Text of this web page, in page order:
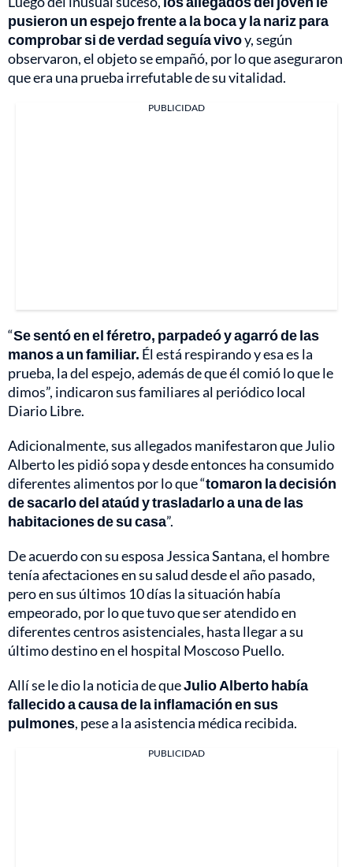
pusieron un espejo frente a la boca y la nariz para
comprobar si de verdad seguía vivoy, según
observaron, el objeto se empañó, por lo que aseguraron
que era una prueba irrefutable de su vitalidad.
PUBLICIDAD
“Se sentó en el féretro, parpadeó y agarró de las
manos a un familiar. Él está respirando y esa es la
prueba, la del espejo, además de que él comió lo que le
dimos”, indicaron sus familiares al periódico local
Diario Libre.
Adicionalmente, sus allegados manifestaron que Julio
Alberto les pidió sopa y desde entonces ha consumido
diferentes alimentos por lo que “tomaron la decisión
de sacarlo del ataúd y trasladarlo a una de las
habitaciones de su casa”.
De acuerdo con su esposa Jessica Santana, el hombre
tenía afectaciones en su salud desde el año pasado,
pero en sus últimos 10 días la situación había
empeorado, por lo que tuvo que ser atendido en
diferentes centros asistenciales, hasta llegar a su
último destino en el hospital Moscoso Puello.
Allí se le dio la noticia de queJulio Alberto había
fallecido a causa de la inflamación en sus
pulmones, pese a la asistencia médica recibida.
PUBLICIDAD